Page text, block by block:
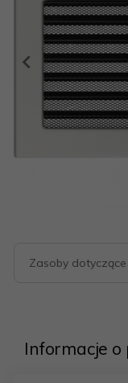
Zasoby
Informacje o